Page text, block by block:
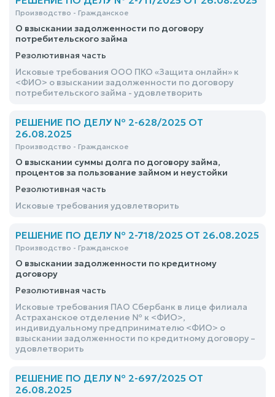
Производство - Гражданское
О взыскании задолженности по договору
потребительского займа
Резолютивная часть
Исковые требования ООО ПКО «Защита онлайн» к
<ФИО> о взыскании задолженности по договору
потребительского займа - удовлетворить
РЕШЕНИЕ ПО ДЕЛУ № 2-628/2025 ОТ
26.08.2025
Производство - Гражданское
О взыскании суммы долга по договору займа,
процентов за пользование займом и неустойки
Резолютивная часть
Исковые требования удовлетворить
РЕШЕНИЕ ПО ДЕЛУ № 2-718/2025 ОТ 26.08.2025
Производство - Гражданское
О взыскании задолженности по кредитному
договору
Резолютивная часть
Исковые требования ПАО Сбербанк в лице филиала
Астраханское отделение № к <ФИО>,
индивидуальному предпринимателю <ФИО> о
взыскании задолженности по кредитному договору –
удовлетворить
РЕШЕНИЕ ПО ДЕЛУ № 2-697/2025 ОТ
26.08.2025